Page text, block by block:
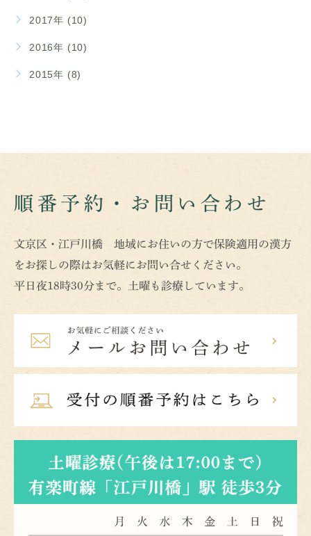
2017年 (10)
2016年 (10)
2015年 (8)
順番予約・お問い合わせ
文京区・江戸川橋 地域にお住いの方で保険適用の漢方
をお探しの際はお気軽にお問い合せください。
平日夜18時30分まで。土曜も診療しています。